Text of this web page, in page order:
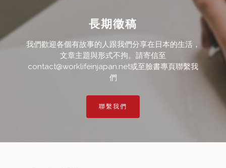
長期徵稿
我們歡迎各個有故事的人跟我們分享在日本的生活，
文章主題與形式不拘。請寄信至
contact@worklifeinjapan.net或至臉書專頁聯繫我
們
聯繫我們